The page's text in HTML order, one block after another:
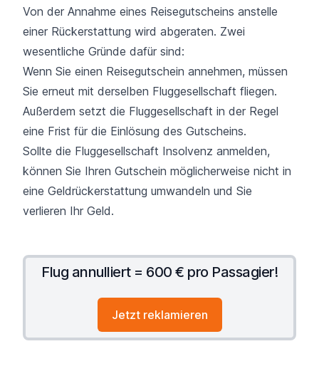
Von der Annahme eines Reisegutscheins anstelle
einer Rückerstattung wird abgeraten. Zwei
wesentliche Gründe dafür sind:
Wenn Sie einen Reisegutschein annehmen, müssen
Sie erneut mit derselben Fluggesellschaft fliegen.
Außerdem setzt die Fluggesellschaft in der Regel
eine Frist für die Einlösung des Gutscheins.
Sollte die Fluggesellschaft Insolvenz anmelden,
können Sie Ihren Gutschein möglicherweise nicht in
eine Geldrückerstattung umwandeln und Sie
verlieren Ihr Geld.
Flug annulliert = 600 € pro Passagier!
Jetzt reklamieren